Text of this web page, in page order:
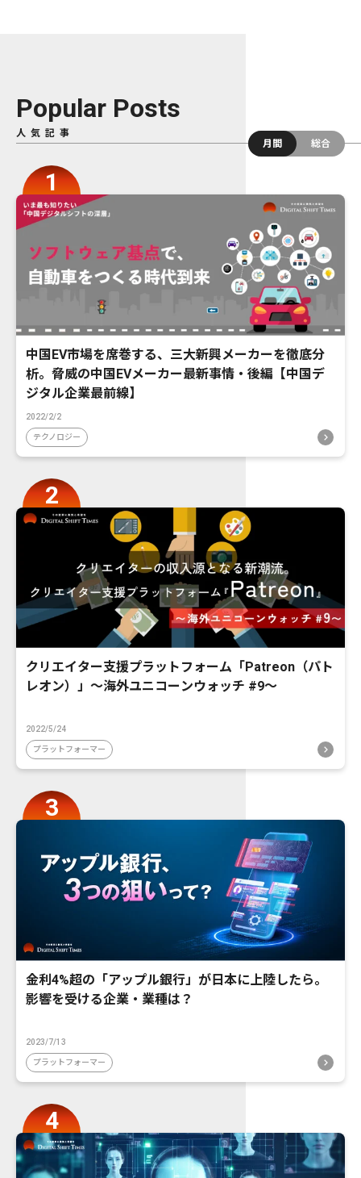
Popular Posts
人気記事
月間
総合
中国EV市場を席巻する、三大新興メーカーを徹底分
析。脅威の中国EVメーカー最新事情・後編【中国デ
ジタル企業最前線】
2022/2/2
テクノロジー
クリエイター支援プラットフォーム「Patreon（パト
レオン）」〜海外ユニコーンウォッチ #9〜
2022/5/24
プラットフォーマー
金利4%超の「アップル銀行」が日本に上陸したら。
影響を受ける企業・業種は？
2023/7/13
プラットフォーマー